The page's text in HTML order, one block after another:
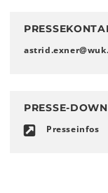
astrid.exner@wuk
PRESSE-
Presseinfos